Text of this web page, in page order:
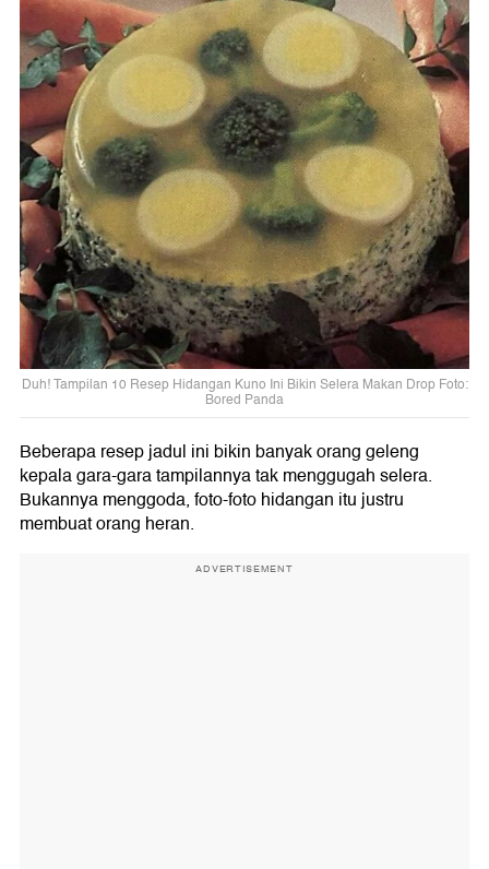
Duh! Tampilan 10 Resep Hidangan Kuno Ini Bikin Selera Makan Drop Foto:
Bored Panda
Beberapa resep jadul ini bikin banyak orang geleng
kepala gara-gara tampilannya tak menggugah selera.
Bukannya menggoda, foto-foto hidangan itu justru
membuat orang heran.
ADVERTISEMENT